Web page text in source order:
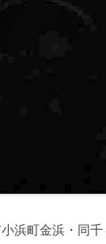
町金浜・同千